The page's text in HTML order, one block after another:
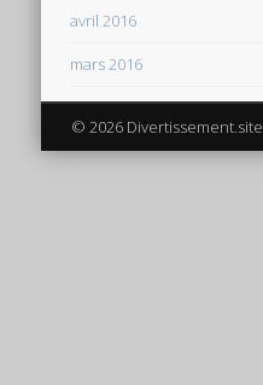
avril 2016
mars 2016
© 2026 Divertissement.site